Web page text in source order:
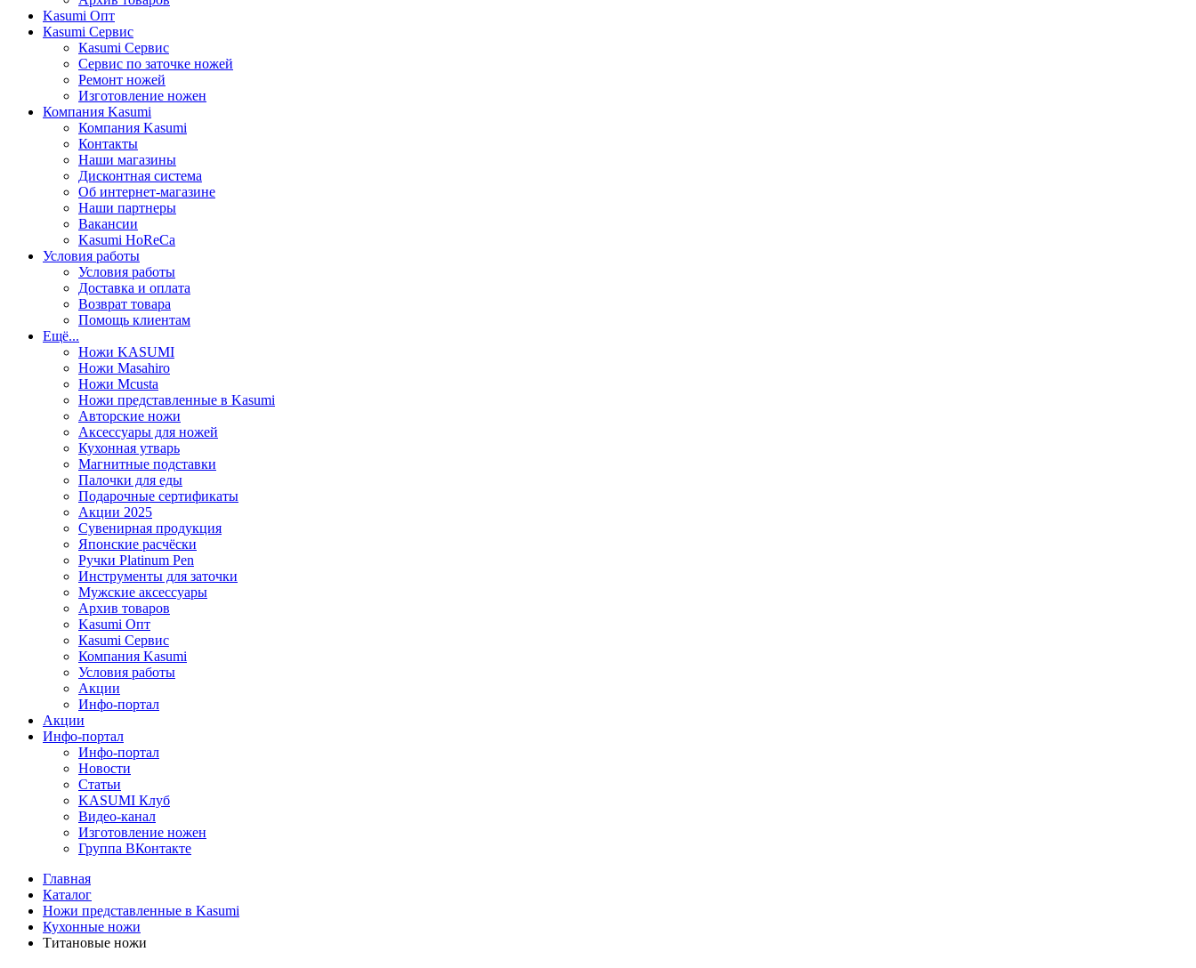
Kasumi Опт
Кasumi Сервис
Кasumi Сервис
Сервис по заточке ножей
Ремонт ножей
Изготовление ножен
Компания Kasumi
Компания Kasumi
Контакты
Наши магазины
Дисконтная система
Об интернет-магазине
Наши партнеры
Вакансии
Kasumi HoReCa
Условия работы
Условия работы
Доставка и оплата
Возврат товара
Помощь клиентам
Ещё...
Ножи KASUMI
Ножи Masahiro
Ножи Mcusta
Ножи представленные в Kasumi
Авторские ножи
Аксессуары для ножей
Кухонная утварь
Магнитные подставки
Палочки для еды
Подарочные сертификаты
Акции 2025
Сувенирная продукция
Японские расчёски
Ручки Platinum Pen
Инструменты для заточки
Мужские аксессуары
Архив товаров
Kasumi Опт
Кasumi Сервис
Компания Kasumi
Условия работы
Акции
Инфо-портал
Акции
Инфо-портал
Инфо-портал
Новости
Статьи
KASUMI Клуб
Видео-канал
Изготовление ножен
Группа ВКонтакте
Главная
Каталог
Ножи представленные в Kasumi
Кухонные ножи
Титановые ножи